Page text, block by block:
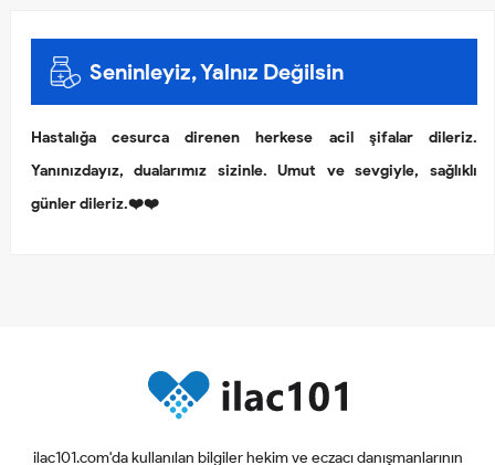
Seninleyiz, Yalnız Değilsin
Hastalığa cesurca direnen herkese acil şifalar dileriz.
Yanınızdayız, dualarımız sizinle. Umut ve sevgiyle, sağlıklı
günler dileriz.❤️❤️
ilac101.com'da kullanılan bilgiler hekim ve eczacı danışmanlarının